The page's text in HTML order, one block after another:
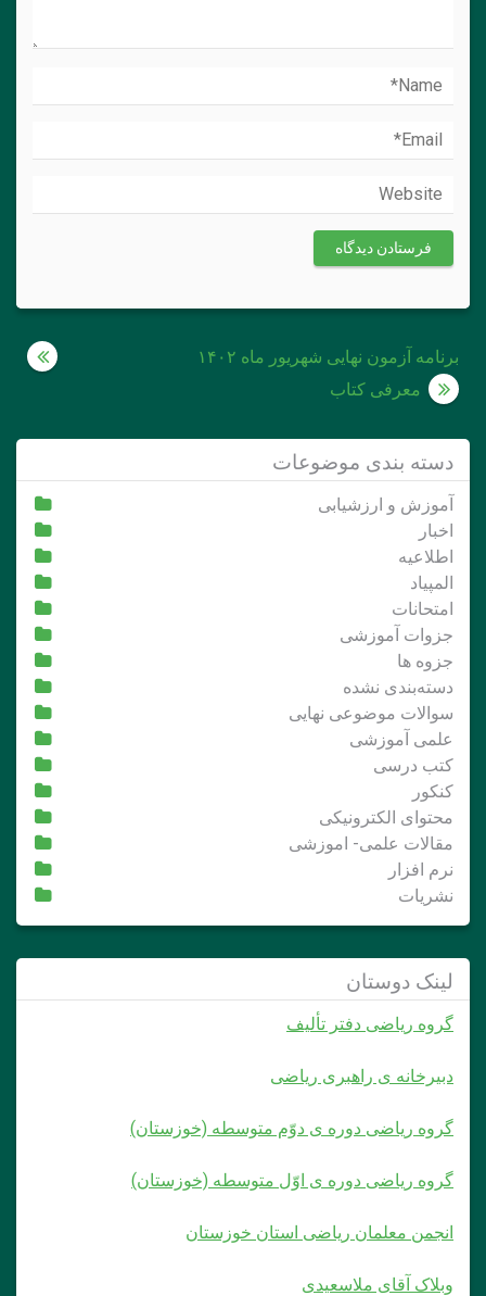
راهبری
نوشته
برنامه آزمون نهایی شهریور ماه ۱۴۰۲
معرفی کتاب
دسته بندی موضوعات
آموزش و ارزشیابی
اخبار
اطلاعیه
المپیاد
امتحانات
جزوات آموزشی
جزوه ها
دسته‌بندی نشده
سوالات موضوعی نهایی
علمی آموزشی
کتب درسی
کنکور
محتوای الکترونیکی
مقالات علمی- اموزشی
نرم افزار
نشریات
لینک دوستان
گروه ریاضی دفتر تألیف
دبیرخانه ی راهبری ریاضی
گروه ریاضی دوره ی دوّم متوسطه (خوزستان)
گروه ریاضی دوره ی اوّل متوسطه (خوزستان)
انجمن معلمان ریاضی استان خوزستان
وبلاک آقای ملاسعیدی